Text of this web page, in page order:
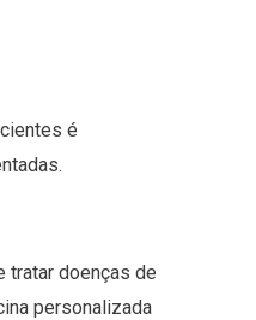
é
tratar doenças de
personalizada